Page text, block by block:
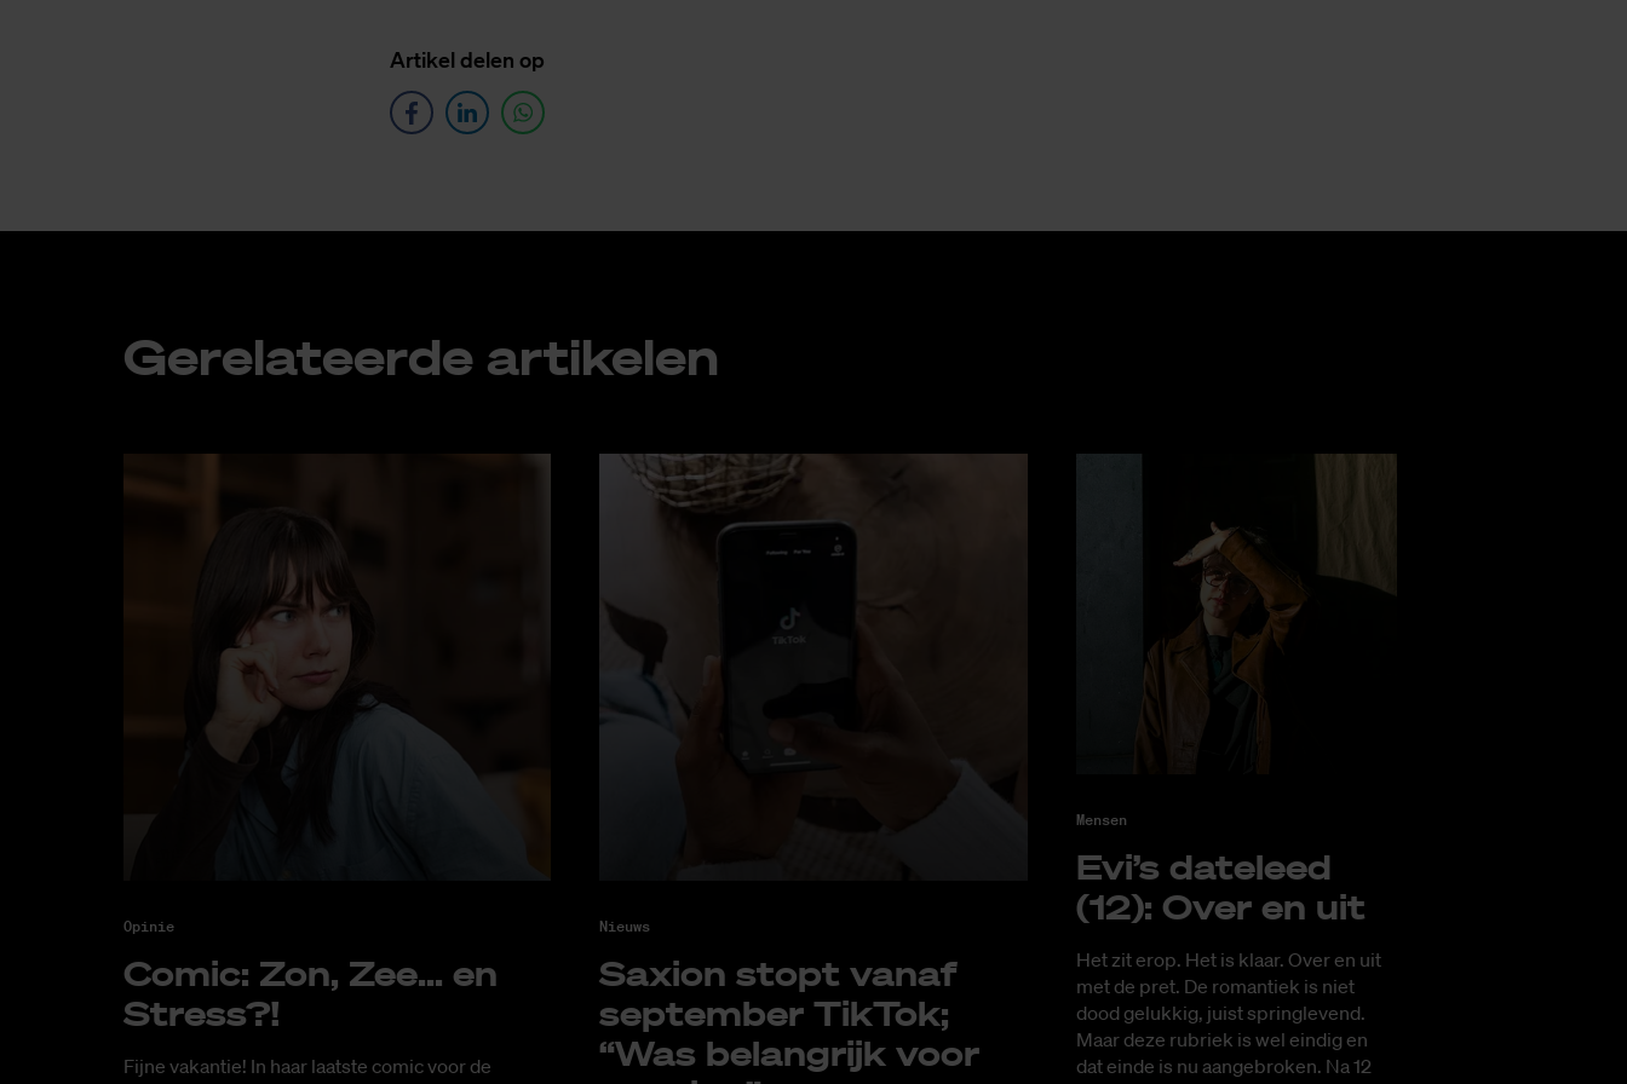
Ar­ti­kel de­len op
Ge­re­la­teer­de ar­ti­ke­len
Opinie
Co­mic: Zon, Zee... en
Stress?!
Fijne vakantie! In haar laatste comic voor de
Nieuws
Saxi­on stopt van­af
sep­tem­ber Tik­Tok;
“Was be­lang­rijk voor
Mensen
Evi’s da­te­leed
(12): Over en uit
Het zit erop. Het is klaar. Over en uit
met de pret. De romantiek is niet
dood gelukkig, juist springlevend.
Maar deze rubriek is wel eindig en
dat einde is nu aangebroken. Na 12